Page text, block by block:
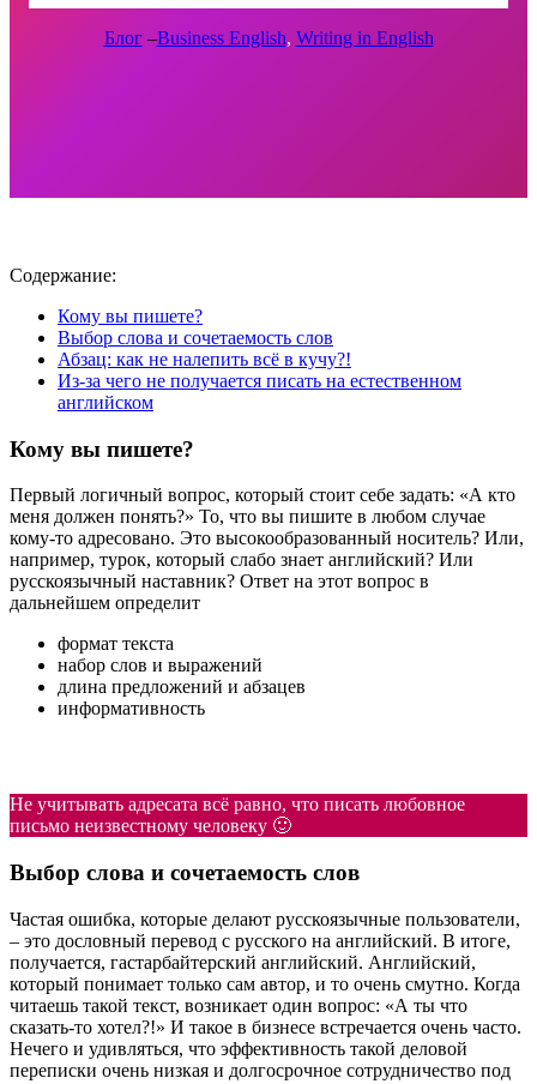
Блог –Business English, Writing in English
Содержание:
Кому вы пишете?
Выбор слова и сочетаемость слов
Абзац: как не налепить всё в кучу?!
Из-за чего не получается писать на естественном
английском
Кому вы пишете?
Первый логичный вопрос, который стоит себе задать: «А кто
меня должен понять?» То, что вы пишите в любом случае
кому-то адресовано. Это высокообразованный носитель? Или,
например, турок, который слабо знает английский? Или
русскоязычный наставник? Ответ на этот вопрос в
дальнейшем определит
формат текста
набор слов и выражений
длина предложений и абзацев
информативность
Не учитывать адресата всё равно, что писать любовное
письмо неизвестному человеку 🙂
Выбор слова и сочетаемость слов
Частая ошибка, которые делают русскоязычные пользователи,
– это дословный перевод с русского на английский. В итоге,
получается, гастарбайтерский английский. Английский,
который понимает только сам автор, и то очень смутно. Когда
читаешь такой текст, возникает один вопрос: «А ты что
сказать-то хотел?!» И такое в бизнесе встречается очень часто.
Нечего и удивляться, что эффективность такой деловой
переписки очень низкая и долгосрочное сотрудничество под